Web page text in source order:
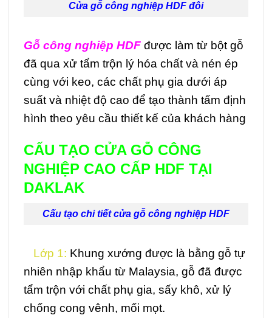
Cửa gỗ công nghiệp HDF đôi
Gỗ công nghiệp HDF được làm từ bột gỗ
đã qua xử tẩm trộn lý hóa chất và nén ép
cùng với keo, các chất phụ gia dưới áp
suất và nhiệt độ cao để tạo thành tấm định
hình theo yêu cầu thiết kế của khách hàng
CẤU TẠO CỬA GỖ CÔNG
NGHIỆP CAO CẤP HDF TẠI
DAKLAK
Cấu tạo chi tiết cửa gỗ công nghiệp HDF
Lớp 1: Khung xướng được là bằng gỗ tự
nhiên nhập khẩu từ Malaysia, gỗ đã được
tẩm trộn với chất phụ gia, sấy khô, xử lý
chống cong vênh, mối mọt.